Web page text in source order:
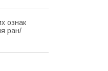
ознак
ран/